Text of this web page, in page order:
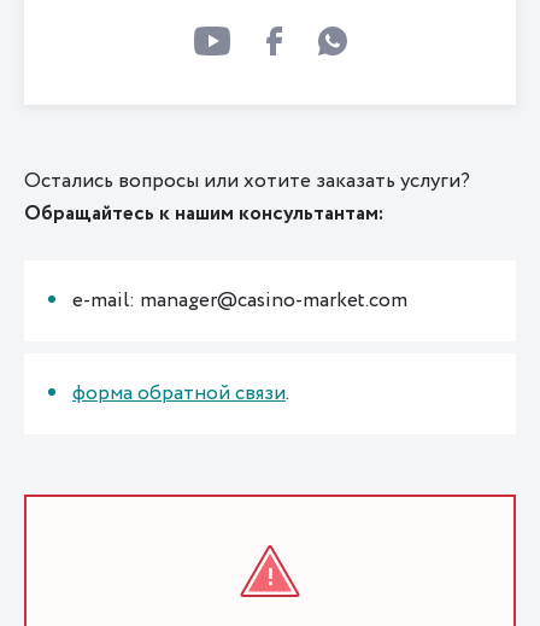
Остались вопросы или хотите заказать услуги?
Обращайтесь к нашим консультантам:
e-mail: manager@casino-market.com
форма обратной связи.